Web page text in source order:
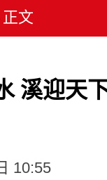
正文
溪迎天
10:55